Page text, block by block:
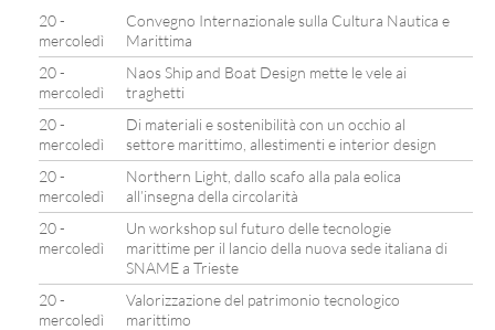
20 -
mercoledì
Convegno Internazionale sulla Cultura Nautica e
Marittima
20 -
mercoledì
Naos Ship and Boat Design mette le vele ai
traghetti
20 -
mercoledì
Di materiali e sostenibilità con un occhio al
settore marittimo, allestimenti e interior design
20 -
mercoledì
Northern Light, dallo scafo alla pala eolica
all’insegna della circolarità
20 -
mercoledì
Un workshop sul futuro delle tecnologie
marittime per il lancio della nuova sede italiana di
SNAME a Trieste
20 -
mercoledì
Valorizzazione del patrimonio tecnologico
marittimo